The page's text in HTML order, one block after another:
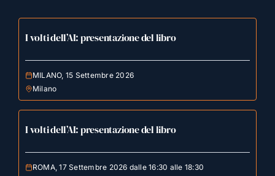
I volti dell’AI: presentazione del libro
MILANO, 15 Settembre 2026
Milano
I volti dell’AI: presentazione del libro
ROMA, 17 Settembre 2026 dalle 16:30 alle 18:30